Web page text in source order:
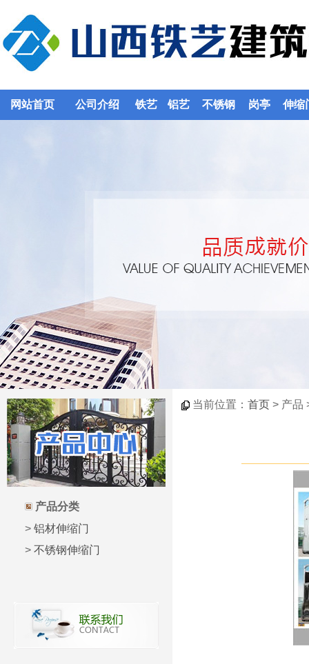
网站首页 公司介绍 铁艺 铝艺 不锈钢 岗亭 伸缩
产品分类
> 铝材伸缩门
> 不锈钢伸缩门
当前位置： 首页 > 产品